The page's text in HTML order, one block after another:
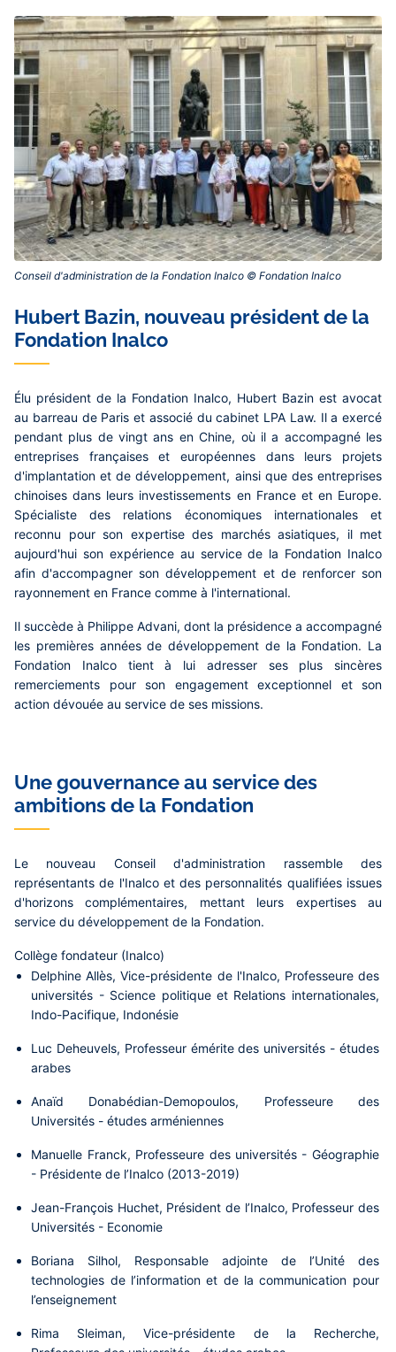
Conseil d'administration de la Fondation Inalco © Fondation Inalco‎
Contenu
central
Hubert Bazin, nouveau président de la
Fondation Inalco
Élu président de la Fondation Inalco, Hubert Bazin est avocat
au barreau de Paris et associé du cabinet LPA Law. Il a exercé
pendant plus de vingt ans en Chine, où il a accompagné les
entreprises françaises et européennes dans leurs projets
d'implantation et de développement, ainsi que des entreprises
chinoises dans leurs investissements en France et en Europe.
Spécialiste des relations économiques internationales et
reconnu pour son expertise des marchés asiatiques, il met
aujourd'hui son expérience au service de la Fondation Inalco
afin d'accompagner son développement et de renforcer son
rayonnement en France comme à l'international.
Il succède à Philippe Advani, dont la présidence a accompagné
les premières années de développement de la Fondation. La
Fondation Inalco tient à lui adresser ses plus sincères
remerciements pour son engagement exceptionnel et son
action dévouée au service de ses missions.
Une gouvernance au service des
ambitions de la Fondation
Le nouveau Conseil d'administration rassemble des
représentants de l'Inalco et des personnalités qualifiées issues
d'horizons complémentaires, mettant leurs expertises au
service du développement de la Fondation.
Collège fondateur (Inalco)
Delphine Allès, Vice-présidente de l'Inalco, Professeure des
universités - Science politique et Relations internationales,
Indo-Pacifique, Indonésie
Luc Deheuvels, Professeur émérite des universités - études
arabes
Anaïd Donabédian-Demopoulos, Professeure des
Universités - études arméniennes
Manuelle Franck, Professeure des universités - Géographie
- Présidente de l’Inalco (2013-2019)
Jean-François Huchet, Président de l’Inalco, Professeur des
Universités - Economie
Boriana Silhol, Responsable adjointe de l’Unité des
technologies de l’information et de la communication pour
l’enseignement
Rima Sleiman, Vice-présidente de la Recherche,